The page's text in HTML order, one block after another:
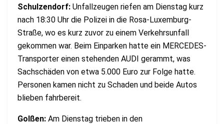
Schulzendorf: Unfallzeugen riefen am Dienstag kurz
nach 18:30 Uhr die Polizei in die Rosa-Luxemburg-
Straße, wo es kurz zuvor zu einem Verkehrsunfall
gekommen war. Beim Einparken hatte ein MERCEDES-
Transporter einen stehenden AUDI gerammt, was
Sachschäden von etwa 5.000 Euro zur Folge hatte.
Personen kamen nicht zu Schaden und beide Autos
blieben fahrbereit.
Golßen: Am Dienstag trieben in den